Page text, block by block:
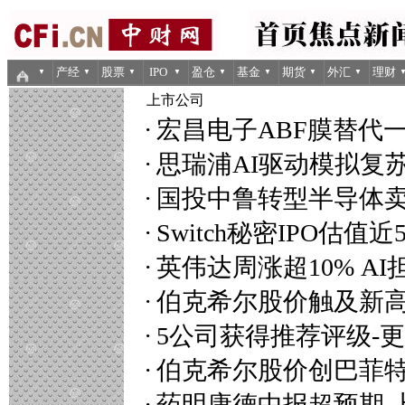
▼ 产经 ▼ 股票 ▼ IPO ▼ 盈仓 ▼ 基金 ▼ 期货 ▼ 外汇 ▼ 理财
上市公司
· 宏昌电子ABF膜替代
· 思瑞浦AI驱动模拟复
· 国投中鲁转型半导体
· Switch秘密IPO估值近
· 英伟达周涨超10% AI
· 伯克希尔股价触及新
· 5公司获得推荐评级-
· 伯克希尔股价创巴菲